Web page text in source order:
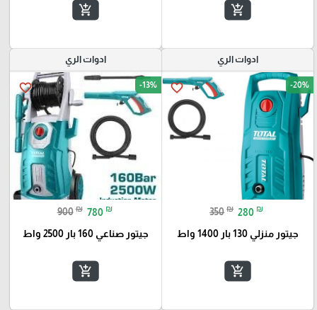
add_shopping_cart
add_shopping_cart
ادوات الري
favorite_border -20%
350 ₪ 280 ₪
جيتور منزلي 130 بار 1400 واط
add_shopping_cart
ادوات الري
favorite_border -13%
900 ₪ 780 ₪
جيتور صناعي 160 بار 2500 واط
add_shopping_cart